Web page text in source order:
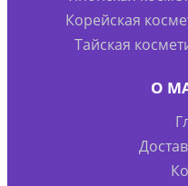
Корейская
Тайская
О